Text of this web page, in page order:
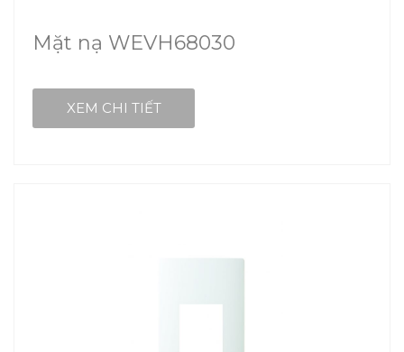
Mặt nạ WEVH68030
XEM CHI TIẾT